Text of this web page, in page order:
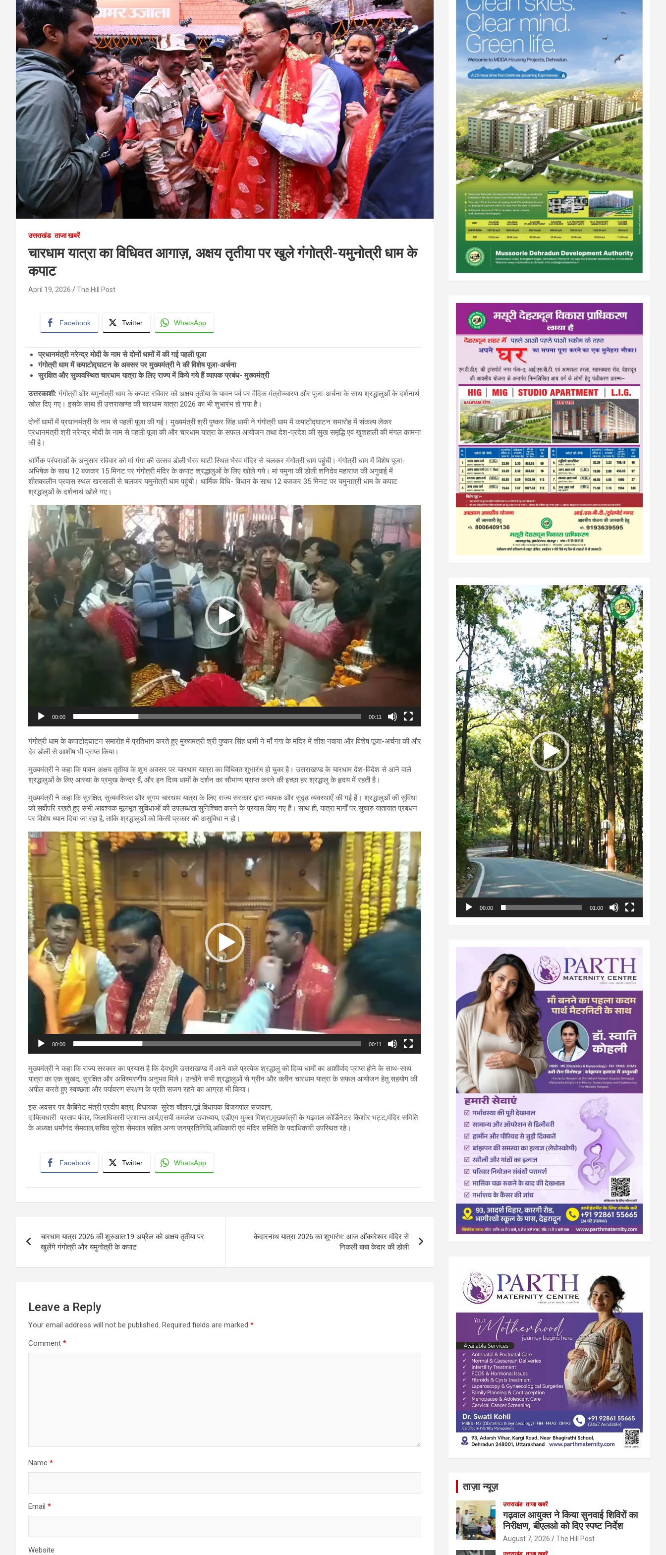
उत्तराखंड ताजा खबरें
चारधाम यात्रा का विधिवत आगाज़, अक्षय तृतीया पर खुले गंगोत्री-यमुनोत्री धाम के
कपाट
April 19, 2026 The Hill Post
Facebook Twitter WhatsApp
प्रधानमंत्री नरेन्द्र मोदी के नाम से दोनों धामों में की गई पहली पूजा
गंगोत्री धाम में कपाटोद्घाटन के अवसर पर मुख्यमंत्री ने की विशेष पूजा-अर्चना
सुरक्षित और सुव्यवस्थित चारधाम यात्रा के लिए राज्य में किये गये हैं व्यापक प्रबंध- मुख्यमंत्री
उत्तरकाशी: गंगोत्री और यमुनोत्री धाम के कपाट रविवार को अक्षय तृतीया के पावन पर्व पर वैदिक मंत्रोच्चारण और पूजा-अर्चना के साथ श्रद्धालुओं के दर्शनार्थ
खोल दिए गए। इसके साथ ही उत्तराखण्ड की चारधाम यात्रा 2026 का भी शुभारंभ हो गया है।
दोनों धामों में प्रधानमंत्री के नाम से पहली पूजा की गई। मुख्यमंत्री श्री पुष्कर सिंह धामी ने गंगोत्री धाम में कपाटोद्घाटन समारोह में संकल्प लेकर
प्रधानमंत्री श्री नरेन्द्र मोदी के नाम से पहली पूजा की और चारधाम यात्रा के सफल आयोजन तथा देश-प्रदेश की सुख समृद्धि एवं खुशहाली की मंगल कामना
की है।
धार्मिक परंपराओं के अनुसार रविवार को मां गंगा की उत्सव डोली भैरव घाटी स्थित भैरव मंदिर से चलकर गंगोत्री धाम पहुंची। गंगोत्री धाम में विशेष पूजा-
अभिषेक के साथ 12 बजकर 15 मिनट पर गंगोत्री मंदिर के कपाट श्रद्धालुओं के लिए खोले गये। मां यमुना की डोली शनिदेव महाराज की अगुवाई में
शीतकालीन प्रवास स्थल खरसाली से चलकर यमुनोत्री धाम पहुंची। धार्मिक विधि- विधान के साथ 12 बजकर 35 मिनट पर यमुनात्री धाम के कपाट
श्रद्धालुओं के दर्शनार्थ खोले गए।
Video
Player
00:00 00:11
गंगोत्री धाम के कपाटोद्घाटन समारोह में प्रतिभाग करते हुए मुख्यमंत्री श्री पुष्कर सिंह धामी ने मॉं गंगा के मंदिर में शीश नवाया और विशेष पूजा-अर्चना की और
देव डोली से आशीष भी प्राप्त किया।
मुख्यमंत्री ने कहा कि पावन अक्षय तृतीया के शुभ अवसर पर चारधाम यात्रा का विधिवत शुभारंभ हो चुका है। उत्तराखण्ड के चारधाम देश-विदेश से आने वाले
श्रद्धालुओं के लिए आस्था के प्रमुख केन्द्र हैं, और इन दिव्य धामों के दर्शन का सौभाग्य प्राप्त करने की इच्छा हर श्रद्धालु के हृदय में रहती है।
मुख्यमंत्री ने कहा कि सुरक्षित, सुव्यवस्थित और सुगम चारधाम यात्रा के लिए राज्य सरकार द्वारा व्यापक और सुदृढ़ व्यवस्थाएँ की गई हैं। श्रद्धालुओं की सुविधा
को सर्वोपरि रखते हुए सभी आवश्यक मूलभूत सुविधाओं की उपलब्धता सुनिश्चित करने के प्रयास किए गए हैं। साथ ही, यात्रा मार्गों पर सुचारु यातायात प्रबंधन
पर विशेष ध्यान दिया जा रहा है, ताकि श्रद्धालुओं को किसी प्रकार की असुविधा न हो।
Video
Player
00:00 00:11
मुख्यमंत्री ने कहा कि राज्य सरकार का प्रयास है कि देवभूमि उत्तराखण्ड में आने वाले प्रत्येक श्रद्धालु को दिव्य धामों का आशीर्वाद प्राप्त होने के साथ-साथ
यात्रा का एक सुखद, सुरक्षित और अविस्मरणीय अनुभव मिले। उन्होंने सभी श्रद्धालुओं से ग्रीन और क्लीन चारधाम यात्रा के सफल आयोजन हेतु सहयोग की
अपील करते हुए स्वच्छता और पर्यावरण संरक्षण के प्रति सजग रहने का आग्रह भी किया।
इस अवसर पर कैबिनेट मंत्री प्रदीप बत्रा, विधायक सुरेश चौहान,पूर्व विधायक विजयपाल सजवाण,
दायित्वधारी प्रताप पंवार, जिलाधिकारी प्रशान्त आर्य,एसपी कमलेश उपाध्याय, एडीएम मुक्ता मिश्रा,मुख्यमंत्री के गढ़वाल कोर्डिनेटर किशोर भट्ट,मंदिर समिति
के अध्यक्ष धर्मांनंद सेमवाल,सचिव सुरेश सेमवाल सहित अन्य जनप्रतिनिधि,अधिकारी एवं मंदिर समिति के पदाधिकारी उपस्थित रहे।
Facebook Twitter WhatsApp
navigation
चारधाम यात्रा 2026 की शुरुआत:19 अप्रैल को अक्षय तृतीया पर
खुलेंगे गंगोत्री और यमुनोत्री के कपाट
केदारनाथ यात्रा 2026 का शुभारंभ: आज ओंकारेश्वर मंदिर से
निकली बाबा केदार की डोली
Leave a Reply
Your email address will not be published. Required fields are marked *
Comment *
Name *
Email *
Website
Video
Player
00:00 01:00
ताज़ा न्यूज़
उत्तराखंड ताजा खबरें
गढ़वाल आयुक्त ने किया सुनवाई शिविरों का
निरीक्षण, बीएलओ को दिए स्पष्ट निर्देश
August 7, 2026 The Hill Post